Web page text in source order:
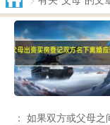
： 如果双方或父母